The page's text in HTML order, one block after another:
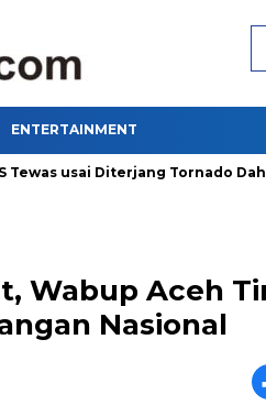
ENTERTAINMENT
Diterjang Tornado Dahsyat
Wabup Aceh
Nasional